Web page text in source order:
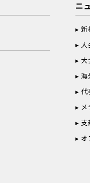
ニ
新
大
大
海
代
メ
支
オ